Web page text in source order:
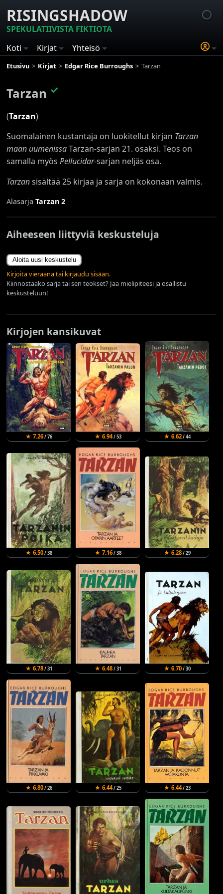
RISINGSHADOW
SPEKULATIIVISTA FIKTIOTA
Koti
Kirjat Yhteisö
Etusivu Kirjat Edgar Rice Burroughs Tarzan
Tarzan ✓
(Tarzan)
Suomalainen kustantaja on luokitellut kirjan Tarzan
maan uumenissaTarzan-sarjan 21. osaksi. Teos on
samalla myösPellucidar-sarjan neljäs osa.
Tarzansisältää 25 kirjaa ja sarja on kokonaan valmis.
AlasarjaTarzan 2
Aiheeseen liittyviä keskusteluja
Aloita uusi keskustelu
Kirjoita vieraana tai kirjaudu sisään.
Kiinnostaako sarja tai sen teokset? Jaa mielipiteesi ja osallistu
keskusteluun!
Kirjojen kansikuvat
★ 7.26/ 76 ★ 6.94/ 53 ★ 6.62/ 44
★ 6.50/ 38 ★ 7.16/ 38 ★ 6.28/ 29
★ 6.78/ 31 ★ 6.48/ 31 ★ 6.70/ 30
★ 6.80/ 26 ★ 6.44/ 25 ★ 6.44/ 23